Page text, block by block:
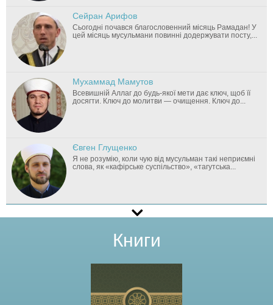
Сейран Арифов
Сьогодні почався благословенний місяць Рамадан! У
цей місяць мусульмани повинні додержувати посту,...
Мухаммад Мамутов
Всевишній Аллаг до будь-якої мети дає ключ, щоб її
досягти. Ключ до молитви — очищення. Ключ до...
Євген Глущенко
Я не розумію, коли чую від мусульман такі неприємні
слова, як «кафірське суспільство», «тагутська...
Мурат Сулейманов
провалу. Навіть як ти поставив мету вивчити його...
Книги